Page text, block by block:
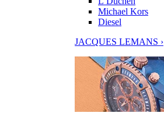
Michael Kors
Diesel
JACQUES LEMANS ›